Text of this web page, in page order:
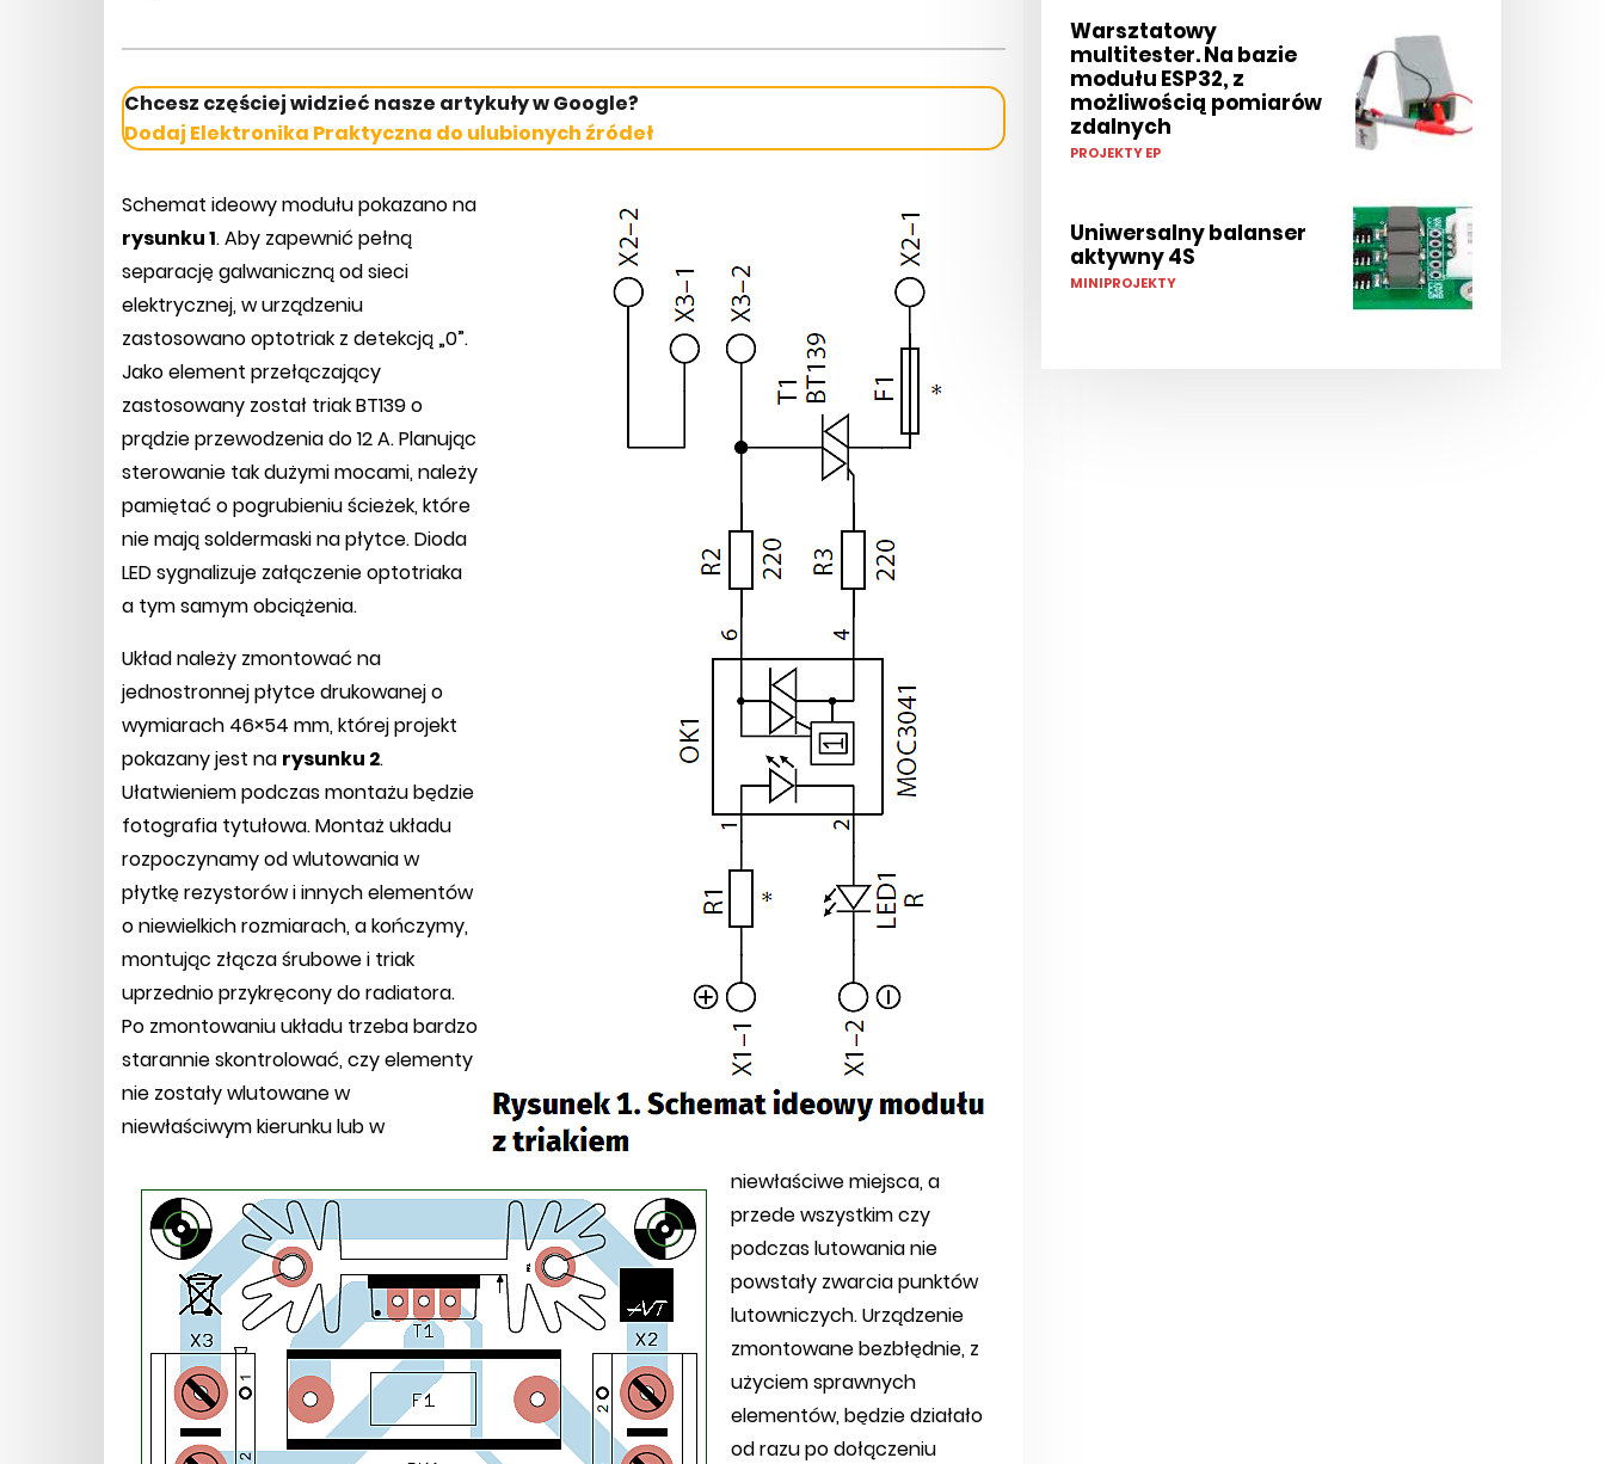
Chcesz częściej widzieć nasze artykuły w Google?
Dodaj Elektronika Praktyczna do ulubionych źródeł
Schemat ideowy modułu pokazano na
rysunku 1. Aby zapewnić pełną
separację galwaniczną od sieci
elektrycznej, w urządzeniu
zastosowano optotriak z detekcją „0”.
Jako element przełączający
zastosowany został triak BT139 o
prądzie przewodzenia do 12 A. Planując
sterowanie tak dużymi mocami, należy
pamiętać o pogrubieniu ścieżek, które
nie mają soldermaski na płytce. Dioda
LED sygnalizuje załączenie optotriaka
a tym samym obciążenia.
Układ należy zmontować na
jednostronnej płytce drukowanej o
wymiarach 46×54 mm, której projekt
pokazany jest na rysunku 2.
Ułatwieniem podczas montażu będzie
fotografia tytułowa. Montaż układu
rozpoczynamy od wlutowania w
płytkę rezystorów i innych elementów
o niewielkich rozmiarach, a kończymy,
montując złącza śrubowe i triak
uprzednio przykręcony do radiatora.
Po zmontowaniu układu trzeba bardzo
starannie skontrolować, czy elementy
nie zostały wlutowane w
niewłaściwym kierunku lub w
niewłaściwe miejsca, a
przede wszystkim czy
podczas lutowania nie
powstały zwarcia punktów
lutowniczych. Urządzenie
zmontowane bezbłędnie, z
użyciem sprawnych
elementów, będzie działało
od razu po dołączeniu
Warsztatowy
multitester. Na bazie
modułu ESP32, z
możliwością pomiarów
zdalnych
PROJEKTY EP
Uniwersalny balanser
aktywny 4S
MINIPROJEKTY